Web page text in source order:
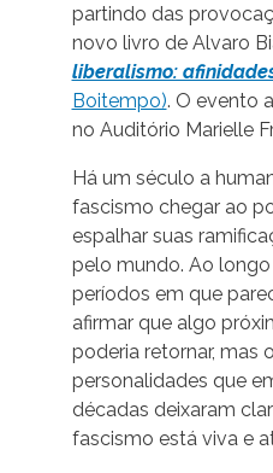
partindo das
novo livro de Alvaro
liberalismo:
Boitempo). O evento
no Auditório Marielle
Há um século a
fascismo chegar ao
espalhar suas
pelo mundo. Ao
períodos em que
afirmar que algo
poderia retornar, mas
personalidades que
décadas deixaram
fascismo está viva e